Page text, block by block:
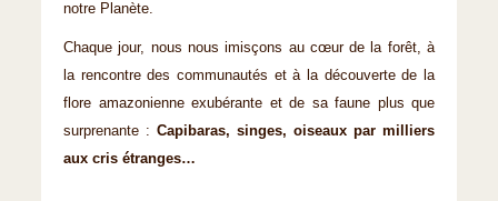
notre Planète.
Chaque jour, nous nous imisçons au cœur de la forêt, à
la rencontre des communautés et à la découverte de la
flore amazonienne exubérante et de sa faune plus que
surprenante : Capibaras, singes, oiseaux par milliers
aux cris étranges…